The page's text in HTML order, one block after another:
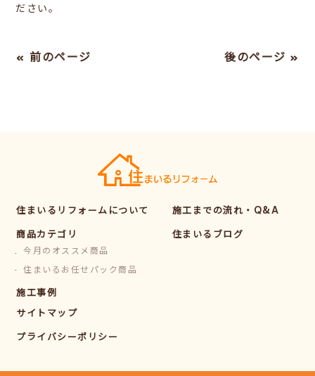
ださい。
« 前のページ 後のページ »
住まいるリフォームについて
商品カテゴリ
今月のオススメ商品
住まいるお任せパック商品
施工事例
施工までの流れ・Q&A
住まいるブログ
サイトマップ
プライバシーポリシー